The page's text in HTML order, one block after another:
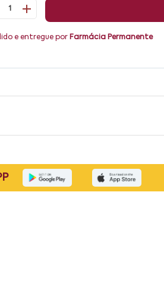
1
e entregue por Farmácia Permanente